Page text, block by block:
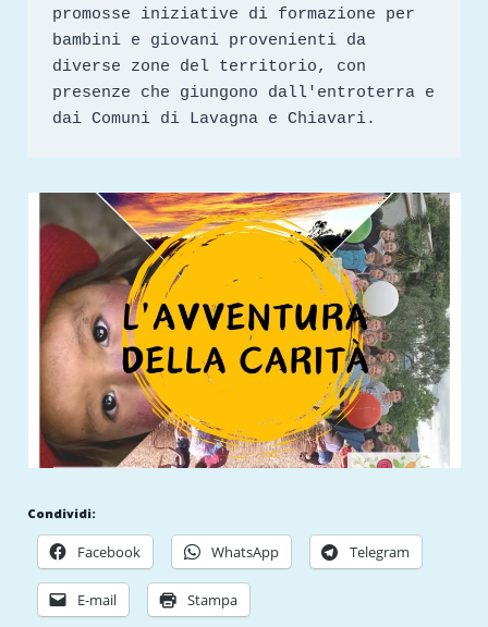
promosse iniziative di formazione per
bambini e giovani provenienti da
diverse zone del territorio, con
presenze che giungono dall'entroterra e
dai Comuni di Lavagna e Chiavari.
Condividi:
Facebook WhatsApp Telegram
E-mail Stampa